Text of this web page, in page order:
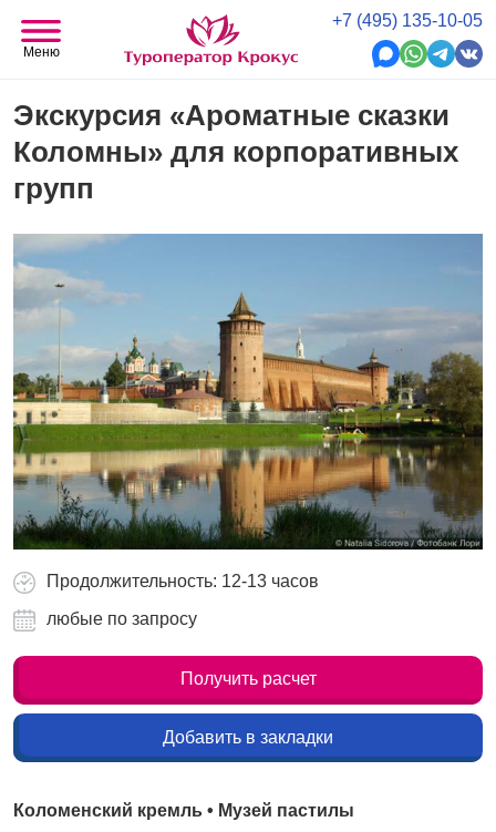
+7 (495) 135-10-05
Меню
Экскурсия «Ароматные сказки
Коломны» для корпоративных
групп
Продолжительность: 12-13 часов
любые по запросу
Получить расчет
Добавить в закладки
Коломенский кремль • Музей пастилы